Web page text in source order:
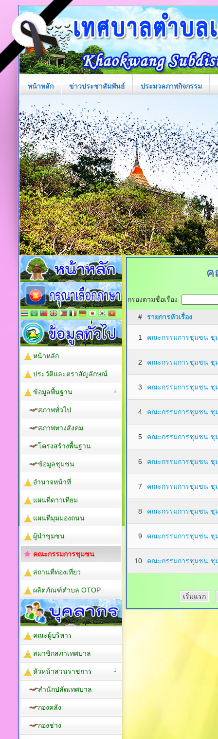
หน้าหลัก ข่าวประชาสัมพันธ์ ประมวลภาพกิจกรรม
ค
กรองตามชื่อเรื่อง
# รายการหัวเรื่อง
1 คณะกรรมการชุมชน ชุ
2 คณะกรรมการชุมชน ชุ
3 คณะกรรมการชุมชน ชุ
4 คณะกรรมการชุมชน
5 คณะกรรมการชุมชน ชุ
6 คณะกรรมการชุมชน ชุ
7 คณะกรรมการชุมชน ชุ
8 คณะกรรมการชุมชน ชุ
9 คณะกรรมการชุมชน ชุ
10 คณะกรรมการชุมชน
เริ่มแรก
หน้าหลัก
ประวัติและตราสัญลักษณ์
ข้อมูลพื้นฐาน
สภาพทั่วไป
สภาพทางสังคม
โครงสร้างพื้นฐาน
ข้อมูลชุมชน
อำนาจหน้าที่
แผนที่ดาวเทียม
แผนที่มุมมองถนน
ผู้นำชุมชน
คณะกรรมการชุมชน
สถานที่ท่องเที่ยว
ผลิตภัณฑ์ตำบล OTOP
คณะผู้บริหาร
สมาชิกสภาเทศบาล
หัวหน้าส่วนราชการ
สำนักปลัดเทศบาล
กองคลัง
กองช่าง